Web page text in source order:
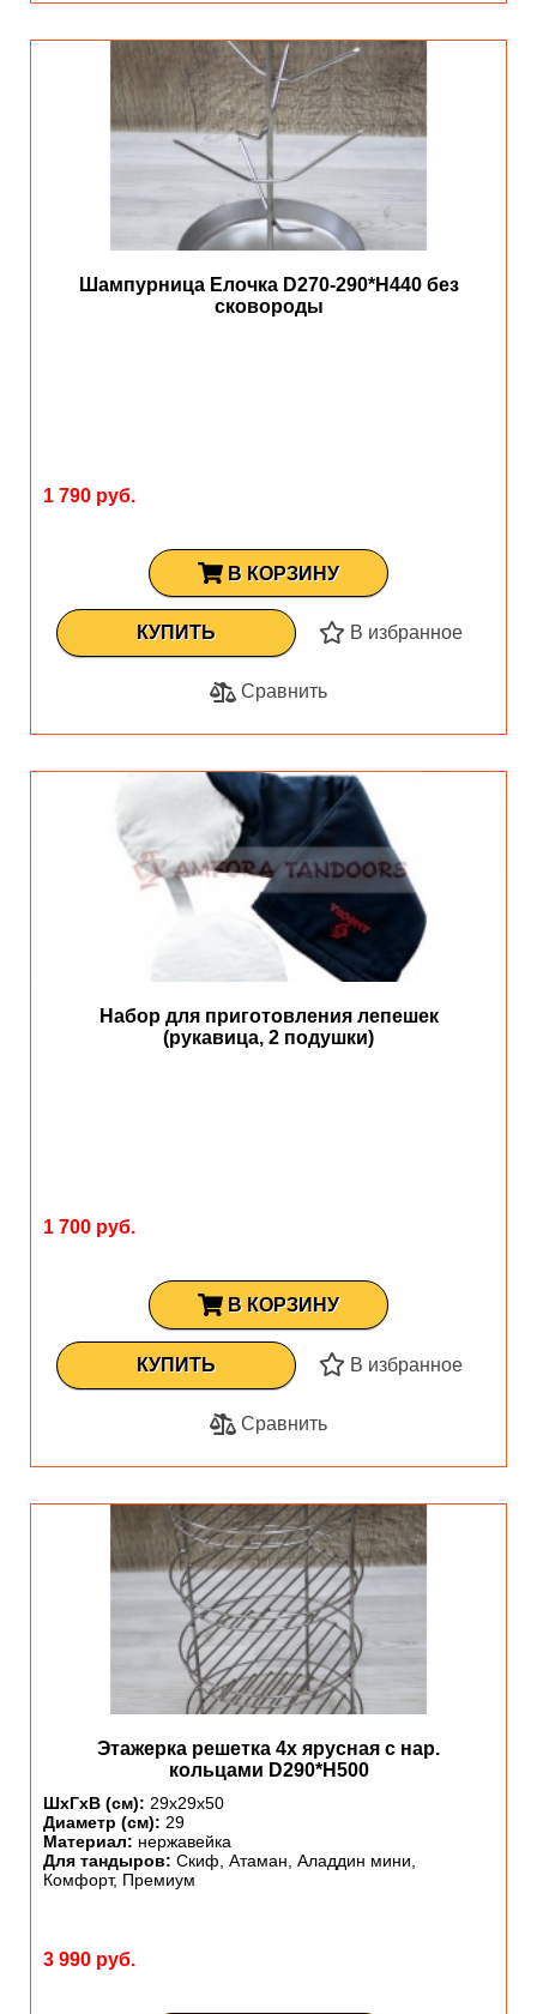
Шампурница Елочка D270-290*Н440 без
сковороды
1 790 руб.
В КОРЗИНУ
КУПИТЬ В избранное
Сравнить
Набор для приготовления лепешек
(рукавица, 2 подушки)
1 700 руб.
В КОРЗИНУ
КУПИТЬ В избранное
Сравнить
Этажерка решетка 4х ярусная с нар.
кольцами D290*H500
ШхГхВ (см): 29х29х50
Диаметр (см): 29
Материал: нержавейка
Для тандыров: Скиф, Атаман, Аладдин мини,
Комфорт, Премиум
3 990 руб.